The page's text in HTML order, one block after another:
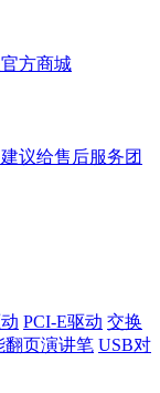
方商城
议给售后服务团
PCI-E驱动 交换
翻页演讲笔 USB对